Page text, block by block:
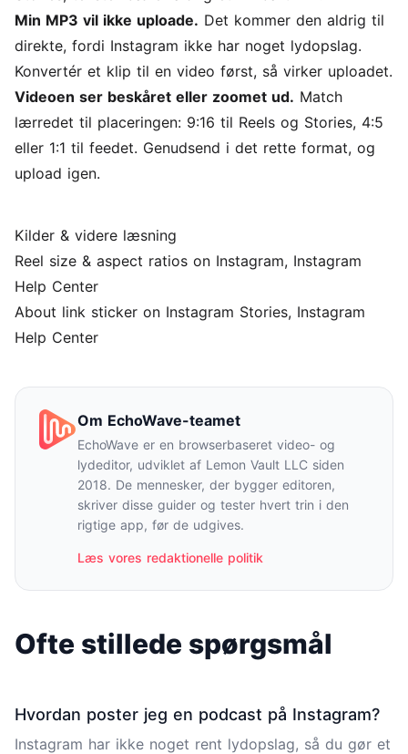
Min MP3 vil ikke uploade. Det kommer den aldrig til
direkte, fordi Instagram ikke har noget lydopslag.
Konvertér et klip til en video først, så virker uploadet.
Videoen ser beskåret eller zoomet ud. Match
lærredet til placeringen: 9:16 til Reels og Stories, 4:5
eller 1:1 til feedet. Genudsend i det rette format, og
upload igen.
Kilder & videre læsning
Reel size & aspect ratios on Instagram, Instagram
Help Center
About link sticker on Instagram Stories, Instagram
Help Center
Om EchoWave-teamet
EchoWave er en browserbaseret video- og
lydeditor, udviklet af Lemon Vault LLC siden
2018. De mennesker, der bygger editoren,
skriver disse guider og tester hvert trin i den
rigtige app, før de udgives.
Læs vores redaktionelle politik
Ofte stillede spørgsmål
Hvordan poster jeg en podcast på Instagram?
Instagram har ikke noget rent lydopslag, så du gør et